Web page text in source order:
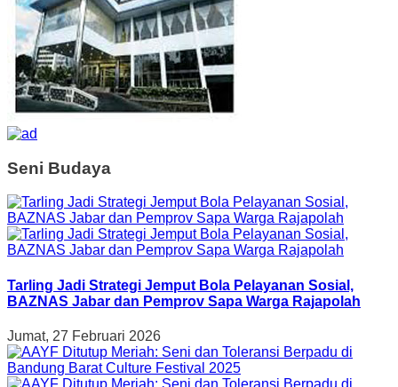
Seni Budaya
Tarling Jadi Strategi Jemput Bola Pelayanan Sosial,
BAZNAS Jabar dan Pemprov Sapa Warga Rajapolah
Jumat, 27 Februari 2026